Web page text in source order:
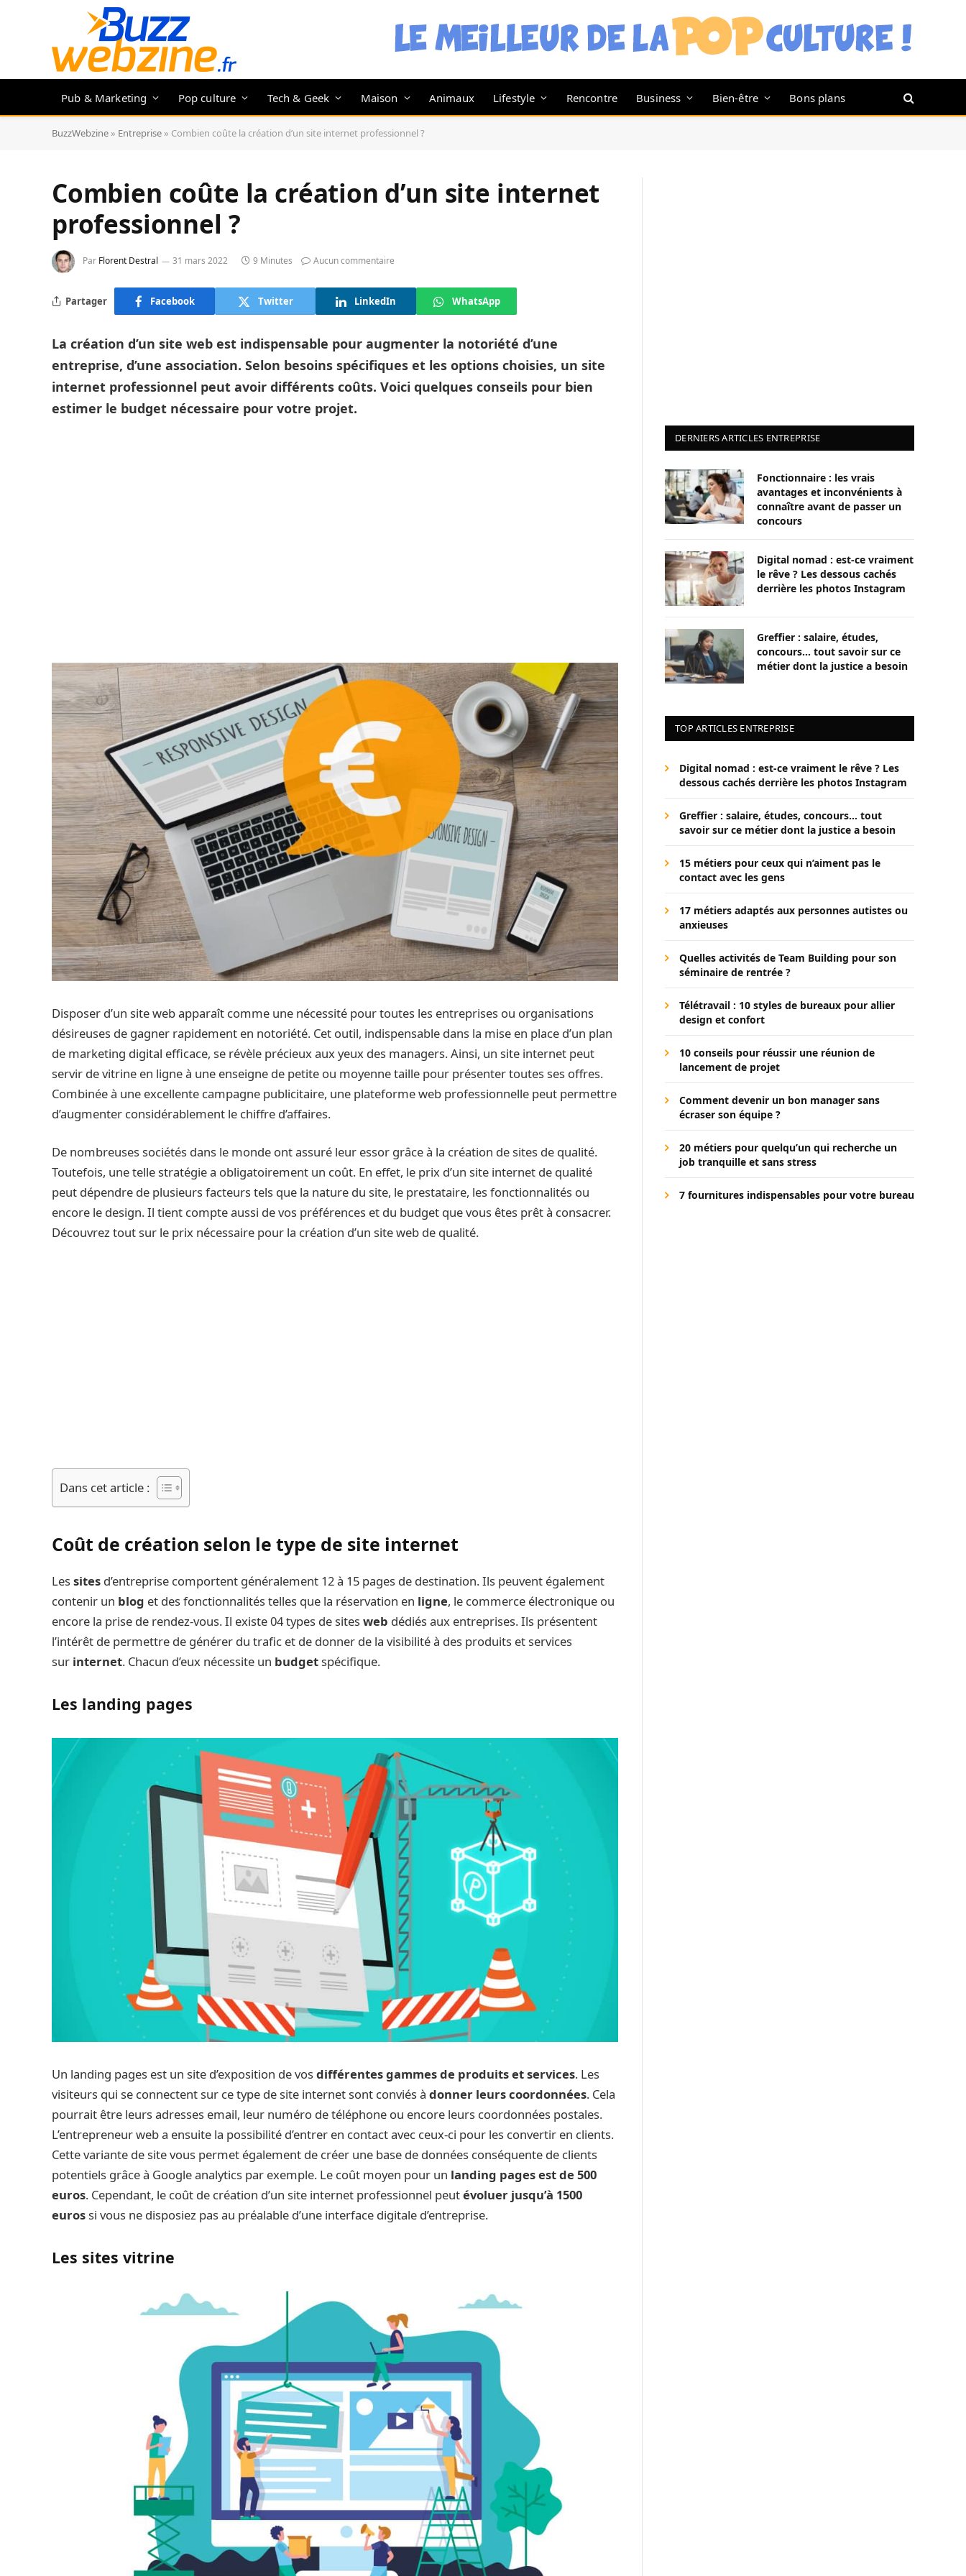
Pub & Marketing Pop culture Tech & Geek Maison Animaux Lifestyle Rencontre Business Bien-être Bons plans
BuzzWebzine » Entreprise » Combien coûte la création d’un site internet professionnel ?
Combien coûte la création d’un site internet
professionnel ?
Par Florent Destral 31 mars 2022 9 Minutes Aucun commentaire
Partager Facebook Twitter LinkedIn WhatsApp
La création d’un site web est indispensable pour augmenter la notoriété d’une
entreprise, d’une association. Selon besoins spécifiques et les options choisies, un site
internet professionnel peut avoir différents coûts. Voici quelques conseils pour bien
estimer le budget nécessaire pour votre projet.
Disposer d’un site web apparaît comme une nécessité pour toutes les entreprises ou organisations
désireuses de gagner rapidement en notoriété. Cet outil, indispensable dans la mise en place d’un plan
de marketing digital efficace, se révèle précieux aux yeux des managers. Ainsi, un site internet peut
servir de vitrine en ligne à une enseigne de petite ou moyenne taille pour présenter toutes ses offres.
Combinée à une excellente campagne publicitaire, une plateforme web professionnelle peut permettre
d’augmenter considérablement le chiffre d’affaires.
De nombreuses sociétés dans le monde ont assuré leur essor grâce à la création de sites de qualité.
Toutefois, une telle stratégie a obligatoirement un coût. En effet, le prix d’un site internet de qualité
peut dépendre de plusieurs facteurs tels que la nature du site, le prestataire, les fonctionnalités ou
encore le design. Il tient compte aussi de vos préférences et du budget que vous êtes prêt à consacrer.
Découvrez tout sur le prix nécessaire pour la création d’un site web de qualité.
Dans cet article :
Coût de création selon le type de site internet
Lessites d’entreprise comportent généralement 12 à 15 pages de destination. Ils peuvent également
contenir un blog et des fonctionnalités telles que la réservation en ligne, le commerce électronique ou
encore la prise de rendez-vous. Il existe 04 types de sitesweb dédiés aux entreprises. Ils présentent
l’intérêt de permettre de générer du trafic et de donner de la visibilité à des produits et services
sur internet. Chacun d’eux nécessite un budgetspécifique.
Les landing pages
Un landing pages est un site d’exposition de vosdifférentes gammes de produits et services. Les
visiteurs qui se connectent sur ce type de site internet sont conviés à donner leurs coordonnées. Cela
pourrait être leurs adresses email, leur numéro de téléphone ou encore leurs coordonnées postales.
L’entrepreneur web a ensuite la possibilité d’entrer en contact avec ceux-ci pour les convertir en clients.
Cette variante de site vous permet également de créer une base de données conséquente de clients
potentiels grâce à Google analytics par exemple. Le coût moyen pour un landing pages est de 500
euros. Cependant, le coût de création d’un site internet professionnel peutévoluer jusqu’à 1500
eurossi vous ne disposiez pas au préalable d’une interface digitale d’entreprise.
Les sites vitrine
DERNIERS ARTICLES ENTREPRISE
Fonctionnaire : les vrais
avantages et inconvénients à
connaître avant de passer un
concours
Digital nomad : est-ce vraiment
le rêve ? Les dessous cachés
derrière les photos Instagram
Greffier : salaire, études,
concours… tout savoir sur ce
métier dont la justice a besoin
TOP ARTICLES ENTREPRISE
Digital nomad : est-ce vraiment le rêve ? Les
dessous cachés derrière les photos Instagram
Greffier : salaire, études, concours… tout
savoir sur ce métier dont la justice a besoin
15 métiers pour ceux qui n’aiment pas le
contact avec les gens
17 métiers adaptés aux personnes autistes ou
anxieuses
Quelles activités de Team Building pour son
séminaire de rentrée ?
Télétravail : 10 styles de bureaux pour allier
design et confort
10 conseils pour réussir une réunion de
lancement de projet
Comment devenir un bon manager sans
écraser son équipe ?
20 métiers pour quelqu’un qui recherche un
job tranquille et sans stress
7 fournitures indispensables pour votre bureau